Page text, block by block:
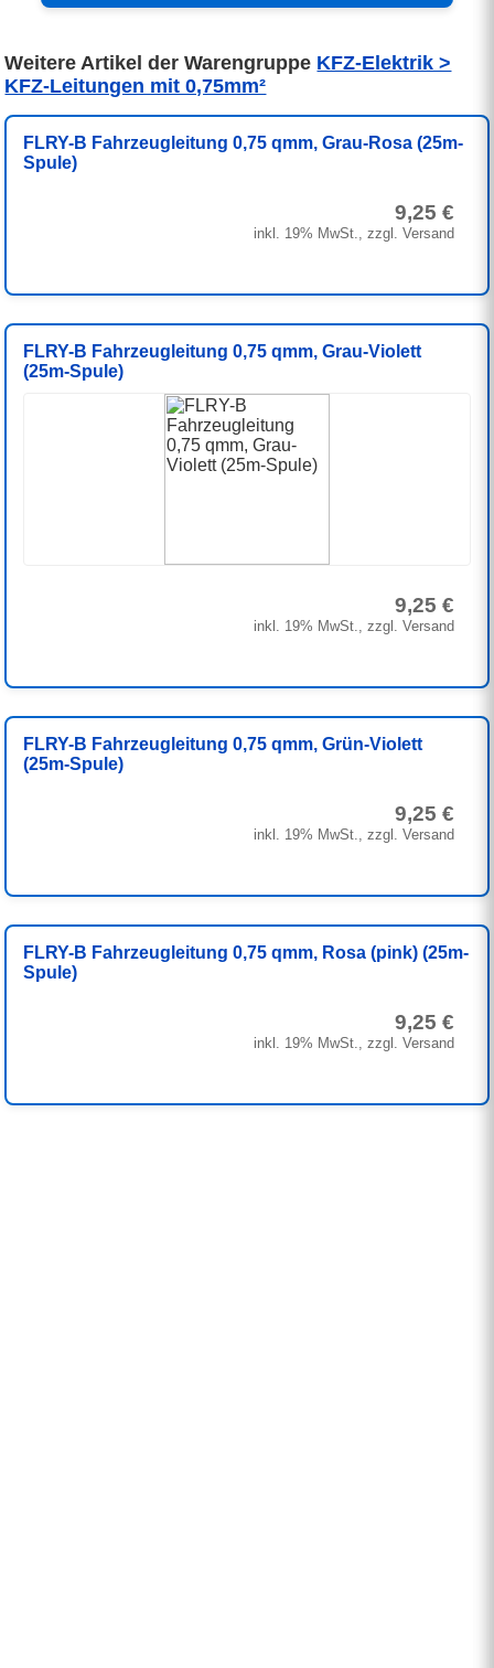
Weitere Artikel der Warengruppe KFZ-Elektrik >
KFZ-Leitungen mit 0,75mm²
FLRY-B Fahrzeugleitung 0,75 qmm, Grau-Rosa (25m-
Spule)
9,25 €
inkl. 19% MwSt., zzgl. Versand
FLRY-B Fahrzeugleitung 0,75 qmm, Grau-Violett
(25m-Spule)
9,25 €
inkl. 19% MwSt., zzgl. Versand
FLRY-B Fahrzeugleitung 0,75 qmm, Grün-Violett
(25m-Spule)
9,25 €
inkl. 19% MwSt., zzgl. Versand
FLRY-B Fahrzeugleitung 0,75 qmm, Rosa (pink) (25m-
Spule)
9,25 €
inkl. 19% MwSt., zzgl. Versand